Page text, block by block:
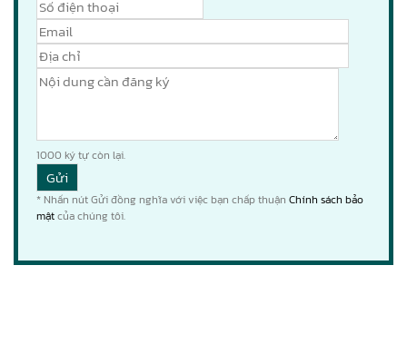
1000 ký tự còn lại.
* Nhấn nút Gửi đồng nghĩa với việc bạn chấp thuận Chính sách bảo
mậtcủa chúng tôi.